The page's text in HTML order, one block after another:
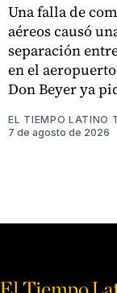
Una falla de
aéreos causó
separación
en el
Don Beyer ya
EL TIEMPO LATINO
7 de agosto de 2026